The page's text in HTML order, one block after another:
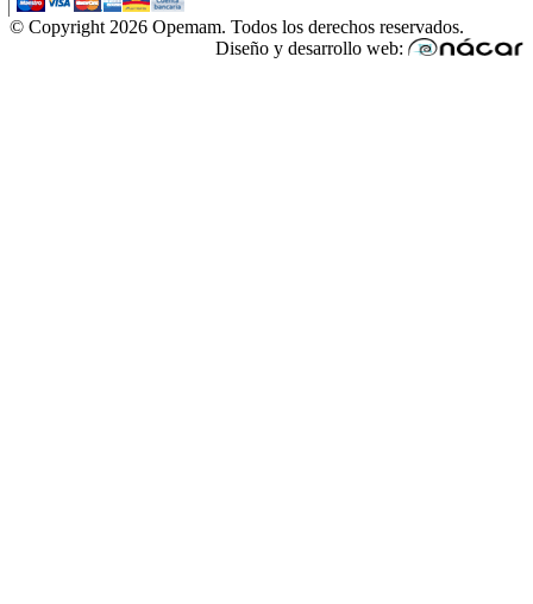
© Copyright 2026 Opemam. Todos los derechos reservados.
Diseño y desarrollo web: